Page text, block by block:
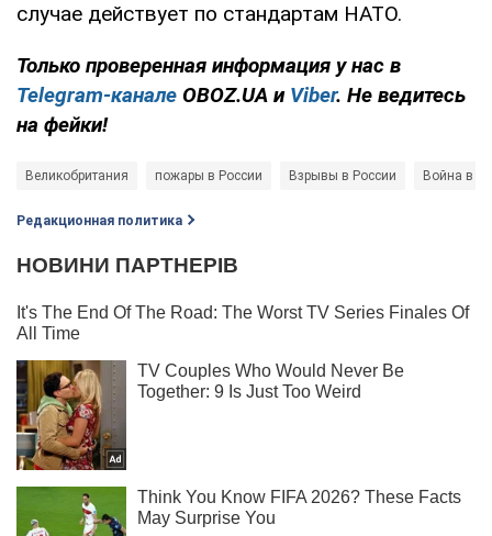
случае действует по стандартам НАТО.
Только проверенная информация у нас в
Telegram-канале OBOZ.UA и Viber. Не ведитесь
на фейки!
Великобритания пожары в России Взрывы в России Война в
Редакционная политика